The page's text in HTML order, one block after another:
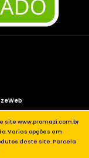
www.promazi.com.br
opções em
deste site. Parcela
site www.promazi.com.br
Varias opções em
deste site. Parcela